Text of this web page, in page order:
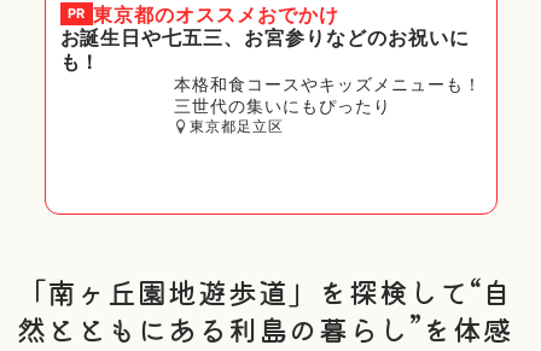
PR 東京都のオススメおでかけ
お誕生日や七五三、お宮参りなどのお祝いに
も！
本格和食コースやキッズメニューも！
三世代の集いにもぴったり
東京都足立区
「南ヶ丘園地遊歩道」を探検して“自
然とともにある利島の暮らし”を体感